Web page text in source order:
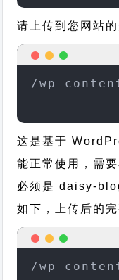
请上传到您网站
/wp-
这是基于
能正常使用，需
必须是 daisy-
如下，上传后的完
/wp-